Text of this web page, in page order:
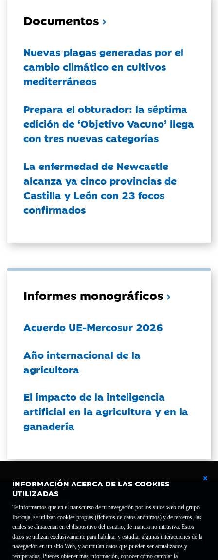
INFORMACIÓN ACERCA DE LAS COOKIES
UTILIZADAS
Te informamos que en el transcurso de tu navegación por los sitios web del grupo
Ibercaja, se utilizan cookies propias (ficheros de datos anónimos) y de terceros, las
cuales se almacenan en el dispositivo del usuario, de manera no intrusiva. Estos
datos se utilizan exclusivamente para habilitar y estudiar algunas interacciones de la
navegación en un sitio Web, y acumulan datos que pueden ser actualizados y
recuperados. Puedes obtener más información, conocer cómo cambiar la
Documentos
Nuevas plagas generadas por el
cambio climático en cultivos
mediterráneos
Prepara el obturador: la séptima
edición de ‘Objetivo Vacuno’ llega
con tres nuevas categorías
La enfermedad de Newcastle
alcanza ya cinco provincias de
Castilla y León con 23 focos
confirmados
Informes monográficos
Acuerdo UE-Mercosur 2026
Año internacional de la
agricultora
El impacto de la inteligencia
artificial en la agricultura y en la
ganadería
Fundación Bancaria Ibercaja C.I.F. G-50000652.
Inscrita en el Registro de Fundaciones del Mº de Educación, Cultura y Deporte con el nº
1689.
Domicilio social: Joaquín Costa, 13. 50001 Zaragoza.